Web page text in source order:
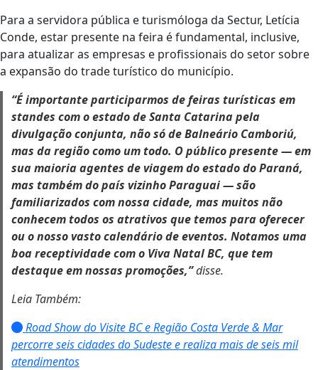
Para a servidora pública e turismóloga da Sectur, Letícia
Conde, estar presente na feira é fundamental, inclusive,
para atualizar as empresas e profissionais do setor sobre
a expansão do trade turístico do município.
“É importante participarmos de feiras turísticas em
standes com o estado de Santa Catarina pela
divulgação conjunta, não só de Balneário Camboriú,
mas da região como um todo. O público presente — em
sua maioria agentes de viagem do estado do Paraná,
mas também do país vizinho Paraguai — são
familiarizados com nossa cidade, mas muitos não
conhecem todos os atrativos que temos para oferecer
ou o nosso vasto calendário de eventos. Notamos uma
boa receptividade com o Viva Natal BC, que tem
destaque em nossas promoções,”disse.
Leia Também:
Road Show do Visite BC e Região Costa Verde & Mar
percorre seis cidades do Sudeste e realiza mais de seis mil
atendimentos